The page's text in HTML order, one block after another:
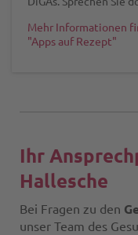
Mehr Informationen
"Apps auf Rezept"
Ihr
Hallesche
Bei Fragen zu den
unser Team des